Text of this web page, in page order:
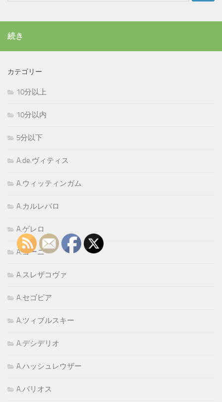
続き
カテゴリー
10分以上
10分以内
5分以下
A.de.ヴィティス
A.ウィッティンガム
A.カルレバロ
A.ゲレロ
A.ゴーニ
A.スレザコヴァ
A.セゴビア
A.ツィブルスキー
A.デシデリオ
A.ハッシュレウザー
A.バリオス